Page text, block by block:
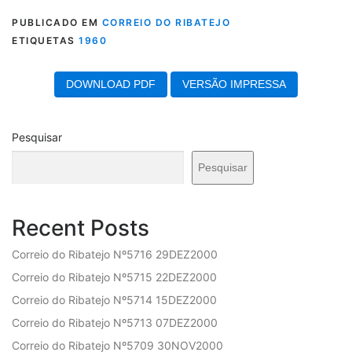
PUBLICADO EM CORREIO DO RIBATEJO
ETIQUETAS 1960
DOWNLOAD PDF VERSÃO IMPRESSA
Pesquisar
Pesquisar
Recent Posts
Correio do Ribatejo Nº5716 29DEZ2000
Correio do Ribatejo Nº5715 22DEZ2000
Correio do Ribatejo Nº5714 15DEZ2000
Correio do Ribatejo Nº5713 07DEZ2000
Correio do Ribatejo Nº5709 30NOV2000